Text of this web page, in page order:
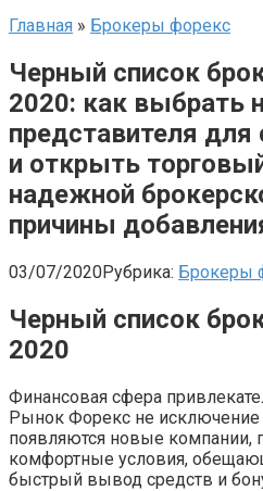
Главная » Брокеры форекс
Черный список
2020: как выбрать
представителя для
и открыть
надежной
причины
03/07/2020Рубрика: Брокеры
Черный список
2020
Финансовая сфера
Рынок Форекс не исключение
появляются новые компании,
комфортные условия,
быстрый вывод средств и